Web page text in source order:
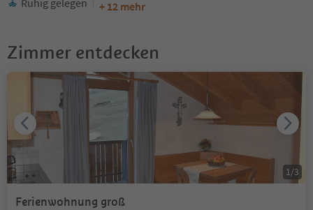
+ 12 mehr
Zimmer entdecken
Ferienwohnung groß
1 /3